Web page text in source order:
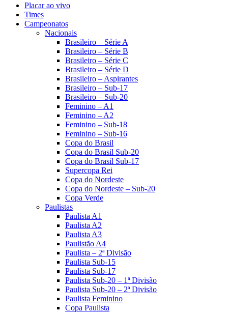
Placar ao vivo
Times
Campeonatos
Nacionais
Brasileiro – Série A
Brasileiro – Série B
Brasileiro – Série C
Brasileiro – Série D
Brasileiro – Aspirantes
Brasileiro – Sub-17
Brasileiro – Sub-20
Feminino – A1
Feminino – A2
Feminino – Sub-18
Feminino – Sub-16
Copa do Brasil
Copa do Brasil Sub-20
Copa do Brasil Sub-17
Supercopa Rei
Copa do Nordeste
Copa do Nordeste – Sub-20
Copa Verde
Paulistas
Paulista A1
Paulista A2
Paulista A3
Paulistão A4
Paulista – 2ª Divisão
Paulista Sub-15
Paulista Sub-17
Paulista Sub-20 – 1ª Divisão
Paulista Sub-20 – 2ª Divisão
Paulista Feminino
Copa Paulista